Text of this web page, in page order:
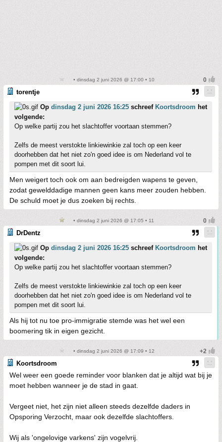
• dinsdag 2 juni 2026 @ 17:00 • 10
torentje
Op dinsdag 2 juni 2026 16:25 schreef Koortsdroom het
volgende:
Op welke partij zou het slachtoffer voortaan stemmen?
Zelfs de meest verstokte linkiewinkie zal toch op een keer
doorhebben dat het niet zo'n goed idee is om Nederland vol te
pompen met dit soort lui.
Men weigert toch ook om aan bedreigden wapens te geven,
zodat gewelddadige mannen geen kans meer zouden hebben.
De schuld moet je dus zoeken bij rechts.
• dinsdag 2 juni 2026 @ 17:05 • 11
DrDentz
Op dinsdag 2 juni 2026 16:25 schreef Koortsdroom het
volgende:
Op welke partij zou het slachtoffer voortaan stemmen?
Zelfs de meest verstokte linkiewinkie zal toch op een keer
doorhebben dat het niet zo'n goed idee is om Nederland vol te
pompen met dit soort lui.
Als hij tot nu toe pro-immigratie stemde was het wel een
boomering tik in eigen gezicht.
• dinsdag 2 juni 2026 @ 17:09 • 12
Koortsdroom
Wel weer een goede reminder voor blanken dat je altijd wat bij je
moet hebben wanneer je de stad in gaat.
Vergeet niet, het zijn niet alleen steeds dezelfde daders in
Opsporing Verzocht, maar ook dezelfde slachtoffers.
Wij als 'ongelovige varkens' zijn vogelvrij.